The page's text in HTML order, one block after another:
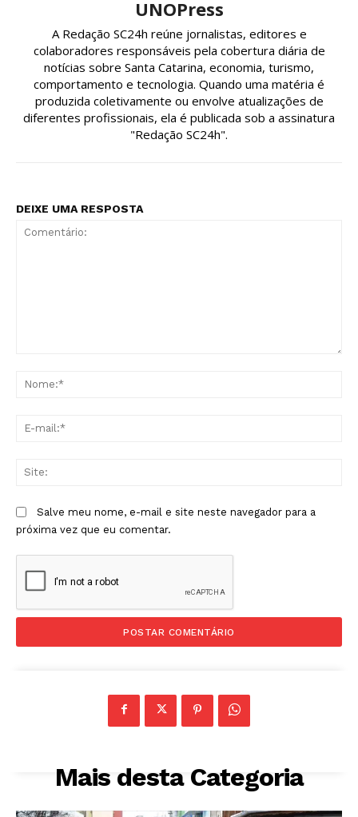
UNOPress
A Redação SC24h reúne jornalistas, editores e
colaboradores responsáveis pela cobertura diária de
notícias sobre Santa Catarina, economia, turismo,
comportamento e tecnologia. Quando uma matéria é
produzida coletivamente ou envolve atualizações de
diferentes profissionais, ela é publicada sob a assinatura
"Redação SC24h".
DEIXE UMA RESPOSTA
Salve meu nome, e-mail e site neste navegador para a
próxima vez que eu comentar.
Mais desta Categoria